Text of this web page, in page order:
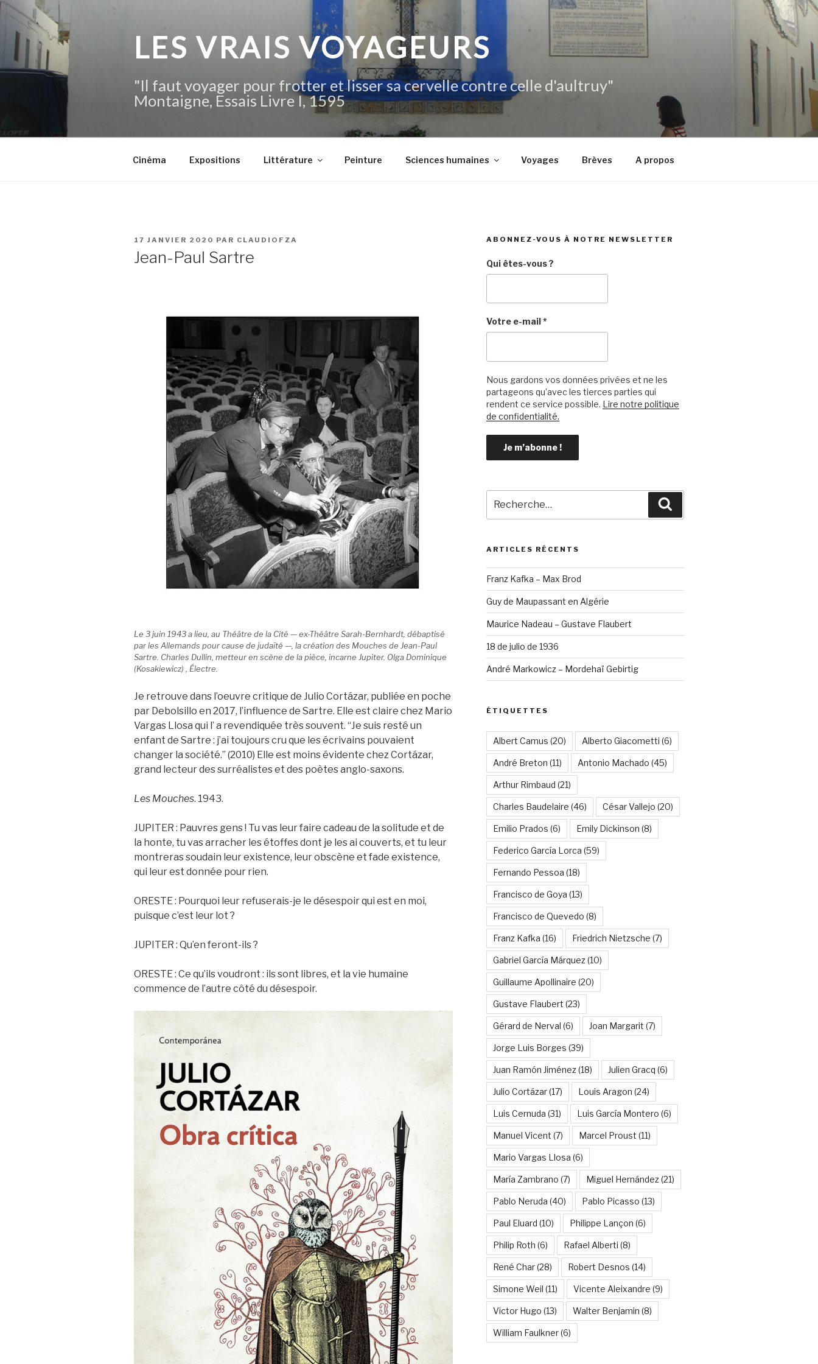
Aller
contenu
principal
LES VRAIS VOYAGEURS
"Il faut voyager pour frotter et lisser sa cervelle contre celle d'aultruy"
Montaigne, Essais Livre I, 1595
Cinéma Expositions Littérature Peinture Sciences humaines Voyages Brèves A propos
PUBLIÉ
17 JANVIER 2020 PAR CLAUDIOFZA
Jean-Paul Sartre
Le 3 juin 1943 a lieu, au Théâtre de la Cité — ex-Théâtre Sarah-Bernhardt, débaptisé
par les Allemands pour cause de judaïté —, la création des Mouches de Jean-Paul
Sartre. Charles Dullin, metteur en scène de la pièce, incarne Jupiter. Olga Dominique
(Kosakiewicz) , Électre.
Je retrouve dans l’oeuvre critique de Julio Cortázar, publiée en poche
par Debolsillo en 2017, l’influence de Sartre. Elle est claire chez Mario
Vargas Llosa qui l’ a revendiquée très souvent. “Je suis resté un
enfant de Sartre : j’ai toujours cru que les écrivains pouvaient
changer la société.” (2010) Elle est moins évidente chez Cortázar,
grand lecteur des surréalistes et des poètes anglo-saxons.
Les Mouches. 1943.
JUPITER : Pauvres gens ! Tu vas leur faire cadeau de la solitude et de
la honte, tu vas arracher les étoffes dont je les ai couverts, et tu leur
montreras soudain leur existence, leur obscène et fade existence,
qui leur est donnée pour rien.
ORESTE : Pourquoi leur refuserais-je le désespoir qui est en moi,
puisque c’est leur lot ?
JUPITER : Qu’en feront-ils ?
ORESTE : Ce qu’ils voudront : ils sont libres, et la vie humaine
commence de l’autre côté du désespoir.
ABONNEZ-VOUS À NOTRE NEWSLETTER
Qui êtes-vous ?
Votre e-mail*
Nous gardons vos données privées et ne les
partageons qu’avec les tierces parties qui
rendent ce service possible. Lire notre politique
de confidentialité.
pour
:
ARTICLES RÉCENTS
Franz Kafka – Max Brod
Guy de Maupassant en Algérie
Maurice Nadeau – Gustave Flaubert
18 de julio de 1936
André Markowicz – Mordehaï Gebirtig
ÉTIQUETTES
Albert Camus (20) Alberto Giacometti (6)
André Breton (11) Antonio Machado (45)
Arthur Rimbaud (21)
Charles Baudelaire (46) César Vallejo (20)
Emilio Prados (6) Emily Dickinson (8)
Federico García Lorca (59)
Fernando Pessoa (18)
Francisco de Goya (13)
Francisco de Quevedo (8)
Franz Kafka (16) Friedrich Nietzsche (7)
Gabriel García Márquez(10)
Guillaume Apollinaire (20)
Gustave Flaubert (23)
Gérard de Nerval (6) Joan Margarit (7)
Jorge Luis Borges (39)
Juan Ramón Jiménez(18) Julien Gracq (6)
Julio Cortázar(17) Louis Aragon (24)
Luis Cernuda (31) Luis García Montero (6)
Manuel Vicent (7) Marcel Proust (11)
Mario Vargas Llosa (6)
María Zambrano (7) Miguel Hernández(21)
Pablo Neruda (40) Pablo Picasso (13)
Paul Eluard (10) Philippe Lançon (6)
Philip Roth (6) Rafael Alberti (8)
René Char(28) Robert Desnos (14)
Simone Weil (11) Vicente Aleixandre (9)
Victor Hugo (13) Walter Benjamin (8)
William Faulkner(6)